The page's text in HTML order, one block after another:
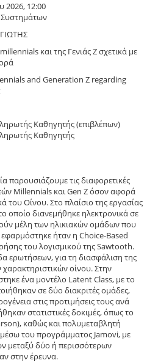
2026, 12:00
Συστημάτων
και της Γενιάς Ζ σχετικά με
and Generation Z regarding
Καθηγητής (επιβλέπων)
Καθηγητής
παρουσιάζουμε τις διαφορετικές
Millennials και Gen Z όσον αφορά
του Οίνου. Στο πλαίσιο της εργασίας
οποίο διανεμήθηκε ηλεκτρονικά σε
μέλη των ηλικιακών ομάδων που
ήταν η Choice-Based
του λογισμικού της Sawtooth.
ερωτήσεων, για τη διασφάλιση της
οίνου. Στην
ένα μοντέλο Latent Class, με το
σε δύο διακριτές ομάδες,
στις προτιμήσεις τους ανά
στατιστικές δοκιμές, όπως το
καθώς και πολυμεταβλητή
του προγράμματος Jamovi, με
μεταξύ δύο ή περισσότερων
στην έρευνα.